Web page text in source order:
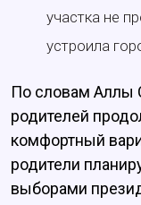
участка не
устроила
По словам Аллы
родителей
комфортный
родители
выборами